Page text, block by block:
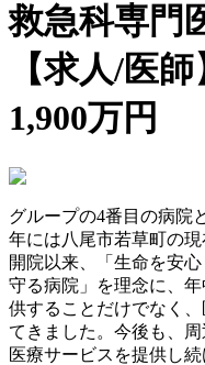
救急科専門
【求人/医
1,900万円
グループの4番目の病院
年には八尾市若草町の
開院以来、「生命を安
守る病院」を理念に、
供することだけでなく
てきました。今後も、
医療サービスを提供し